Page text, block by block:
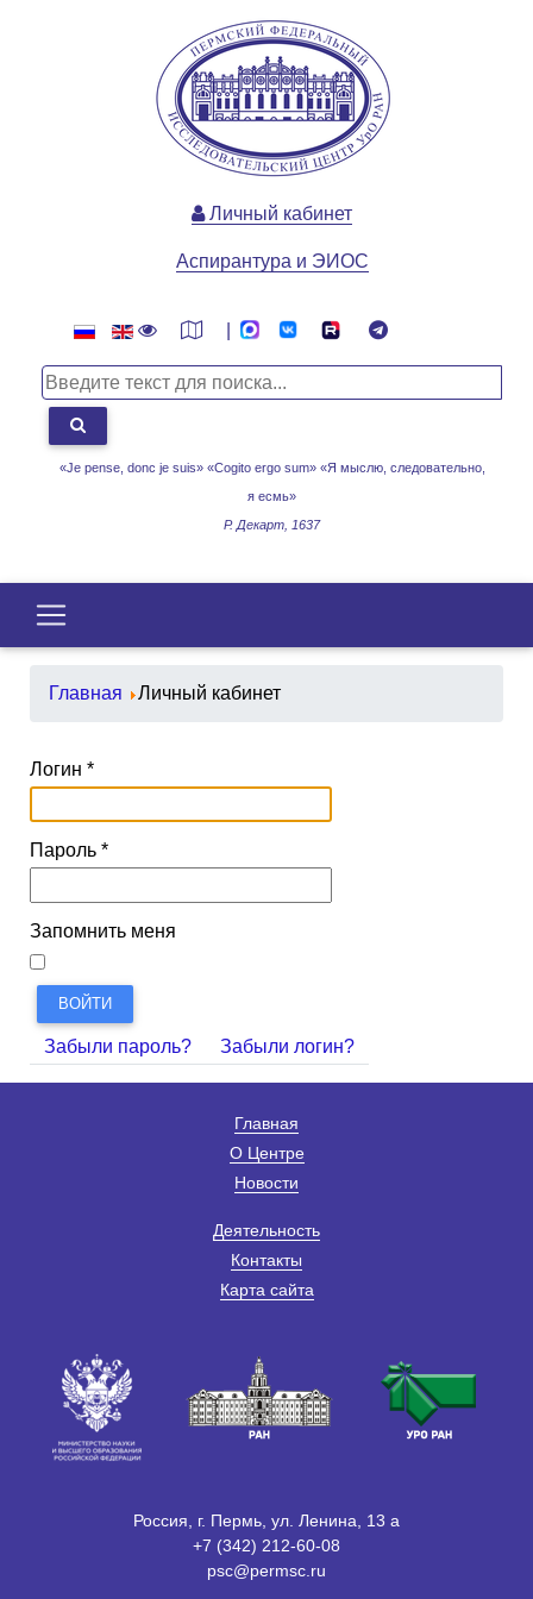
«Je pense, donc je suis» «Cogito ergo sum» «Я мыслю, следовательно,
я есмь»
Р. Декарт, 1637
Личный кабинет
Аспирантура и ЭИОС
Главная Личный кабинет
Логин *
Пароль *
Запомнить меня
ВОЙТИ
Забыли пароль? Забыли логин?
Главная
О Центре
Новости
Деятельность
Контакты
Карта сайта
Россия, г. Пермь, ул. Ленина, 13 а
+7 (342) 212-60-08
psc@permsc.ru